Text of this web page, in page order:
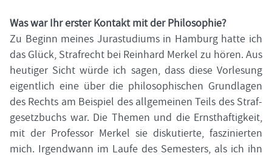
Was war Ihr ers­ter Kon­takt mit der Phi­lo­so­phie?
Zu Be­ginn mei­nes Ju­ra­stu­di­ums in Ham­burg hatte ich
das Glück, Straf­recht bei Rein­hard Mer­kel zu hören. Aus
heu­ti­ger Sicht würde ich sagen, dass diese Vor­le­sung
ei­gent­lich eine über die phi­lo­so­phi­schen Grund­la­gen
des Rechts am Bei­spiel des all­ge­mei­nen Teils des Straf­
ge­setz­buchs war. Die The­men und die Ernst­haf­tig­keit,
mit der Pro­fes­sor Mer­kel sie dis­ku­tier­te, fas­zi­nier­ten
mich. Ir­gend­wann im Laufe des Se­mes­ters, als ich ihn